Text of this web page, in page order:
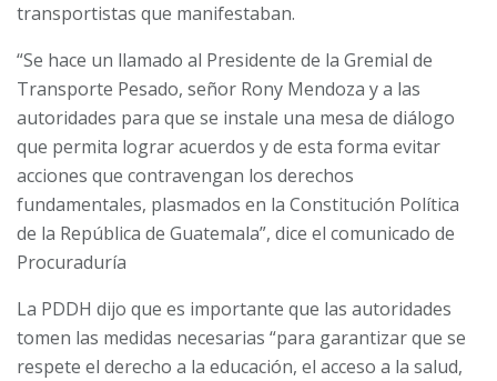
transportistas que manifestaban.
“Se hace un llamado al Presidente de la Gremial de
Transporte Pesado, señor Rony Mendoza y a las
autoridades para que se instale una mesa de diálogo
que permita lograr acuerdos y de esta forma evitar
acciones que contravengan los derechos
fundamentales, plasmados en la Constitución Política
de la República de Guatemala”, dice el comunicado de
Procuraduría
La PDDH dijo que es importante que las autoridades
tomen las medidas necesarias “para garantizar que se
respete el derecho a la educación, el acceso a la salud,